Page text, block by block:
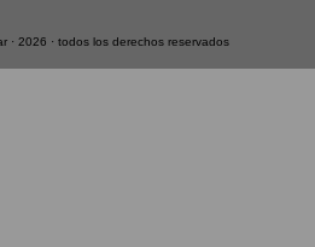
· 2026 · todos los derechos reservados